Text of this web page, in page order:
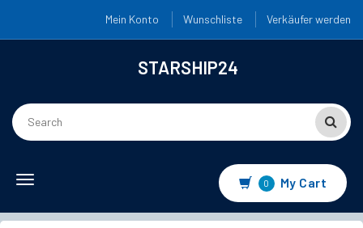
Mein Konto Wunschliste Verkäufer werden
STARSHIP24
Toggle
0 My Cart